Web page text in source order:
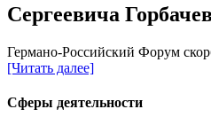
Сергеевича
Германо-Российский Форум
[Читать далее]
Сферы деятельности